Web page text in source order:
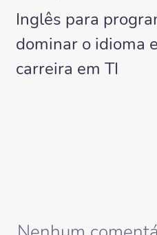
Inglês para
dominar o idioma
carreira em TI